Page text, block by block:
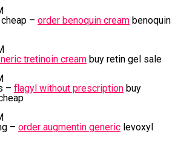
– order benoquin cream benoquin
tretinoin cream buy retin gel sale
– flagyl without prescription buy
– order augmentin generic levoxyl